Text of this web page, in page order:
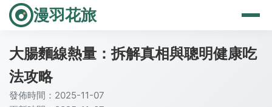
漫羽花旅
大腸麵線熱量：拆解真相與聰明健康吃
法攻略
發佈時間：2025-11-07